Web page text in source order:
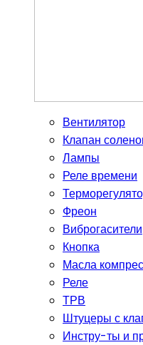
Вентилятор
Клапан
Лампы
Реле времени
Фреон
Виброгасители
Кнопка
Масла
Реле
ТРВ
Штуцеры с
Инстру-ты и